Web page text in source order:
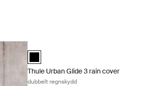
Thule Urban Glide 3 rain cover Svart
Thule Urban Glide 3 rain cover
dubbelt regnskydd